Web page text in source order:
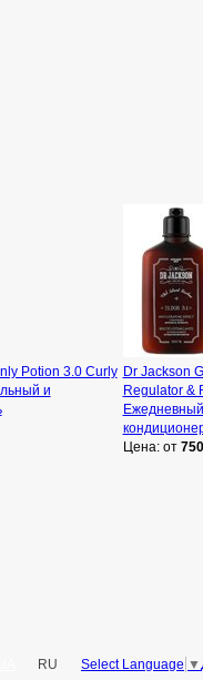
Potion 3.0 Curly
и
Dr Jackson
Regulator &
Цена: от 750
Select Language ▼
RU